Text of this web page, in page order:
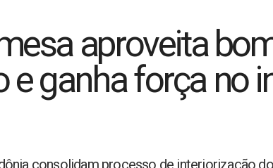
aproveita
e ganha força no
consolidam processo de interiorização